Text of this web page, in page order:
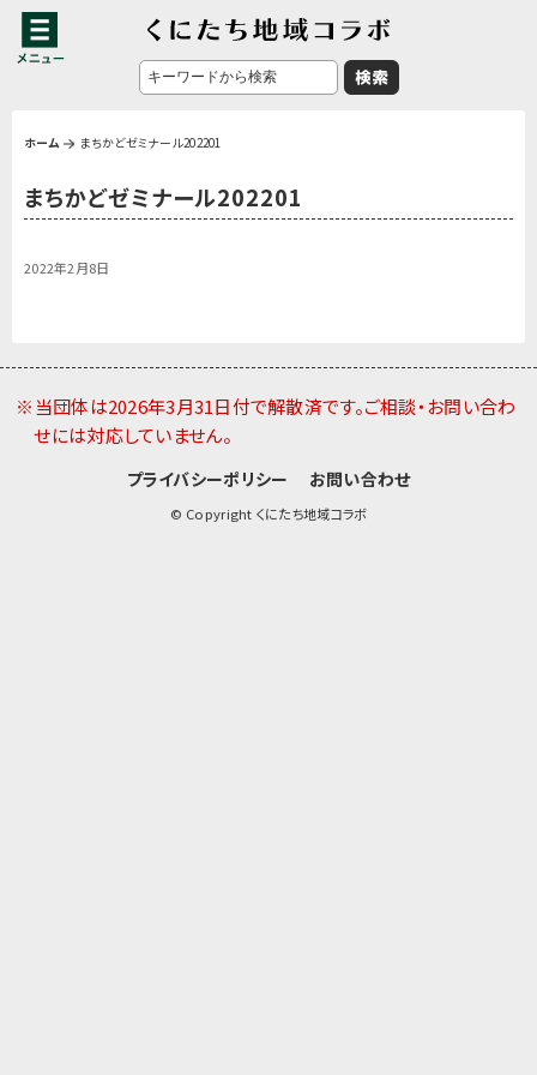
ホーム まちかどゼミナール202201
まちかどゼミナール202201
2022年2月8日
※当団体は2026年3月31日付で解散済です。ご相談・お問い合わ
せには対応していません。
プライバシーポリシー お問い合わせ
© Copyright くにたち地域コラボ